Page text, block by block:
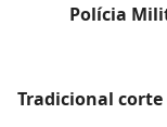
Polícia
Tradicional corte